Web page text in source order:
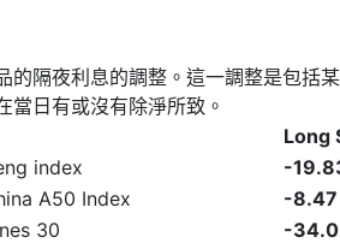
的隔夜利息的調整。這一調整是包括某
當日有或沒有除淨所致。
Long
index
-
A50 Index
-8.47
30
-